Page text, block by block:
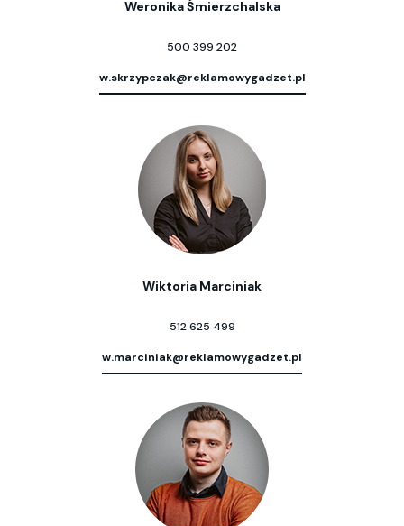
Weronika Śmierzchalska
500 399 202
w.skrzypczak@reklamowygadzet.pl
Wiktoria Marciniak
512 625 499
w.marciniak@reklamowygadzet.pl